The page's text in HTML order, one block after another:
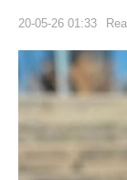
20-05-26 01:33